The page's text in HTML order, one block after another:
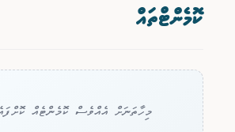
ކޮމެންޓްތައް
މިހާތަނަށް އެއްވެސް ކޮމެންޓެއް